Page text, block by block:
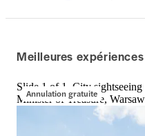
Meilleures
Annulation gratuite
Slide 1 of 1, City
Minister of Treasure,